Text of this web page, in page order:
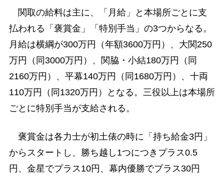
関取の給料は主に、「月給」と本場所ごとに支
払われる「褒賞金」「特別手当」の3つからなる。
月給は横綱が300万円（年額3600万円）、大関250
万円（同3000万円）、関脇・小結180万円（同
2160万円）、平幕140万円（同1680万円）、十両
110万円（同1320万円）となる。三役以上は本場所
ごとに特別手当が支給される。
褒賞金は各力士が初土俵の時に「持ち給金3円」
からスタートし、勝ち越し1つにつきプラス0.5
円、金星でプラス10円、幕内優勝でプラス30円